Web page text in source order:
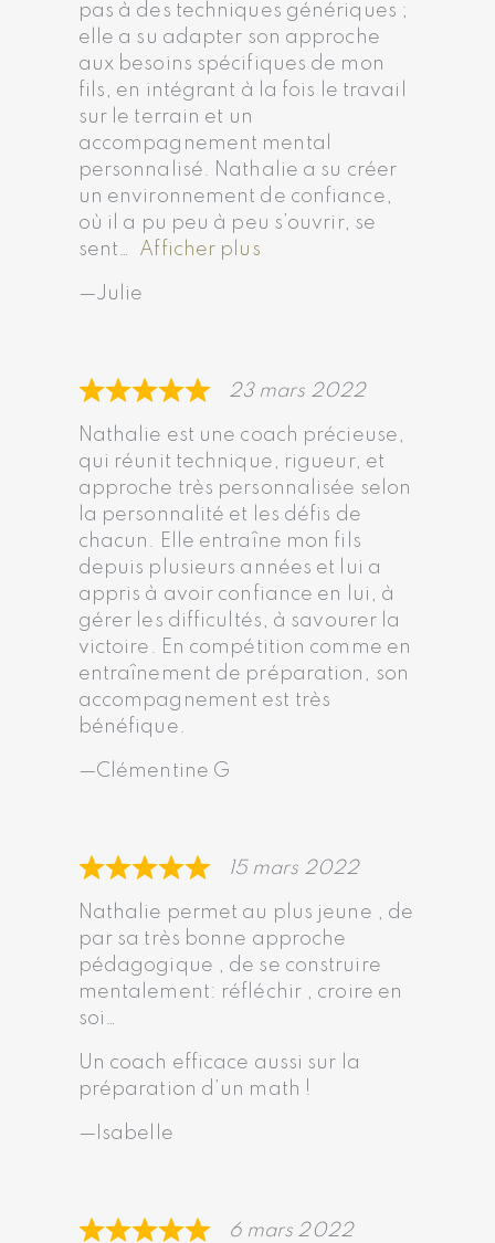
pas à des techniques génériques ;
elle a su adapter son approche
aux besoins spécifiques de mon
fils, en intégrant à la fois le travail
sur le terrain et un
accompagnement mental
personnalisé. Nathalie a su créer
un environnement de confiance,
où il a pu peu à peu s’ouvrir, se
sent
Afficher plus
Julie
23 mars 2022
Nathalie est une coach précieuse,
qui réunit technique, rigueur, et
approche très personnalisée selon
la personnalité et les défis de
chacun. Elle entraîne mon fils
depuis plusieurs années et lui a
appris à avoir confiance en lui, à
gérer les difficultés, à savourer la
victoire. En compétition comme en
entraînement de préparation, son
accompagnement est très
bénéfique.
Clémentine G
15 mars 2022
Nathalie permet au plus jeune , de
par sa très bonne approche
pédagogique , de se construire
mentalement: réfléchir , croire en
soi…
Un coach efficace aussi sur la
préparation d’un math !
Isabelle
6 mars 2022